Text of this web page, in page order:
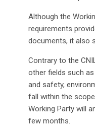
Although the
requirements
documents, it also
Contrary to the
other fields such as
and safety,
fall within the
Working Party will
few months.